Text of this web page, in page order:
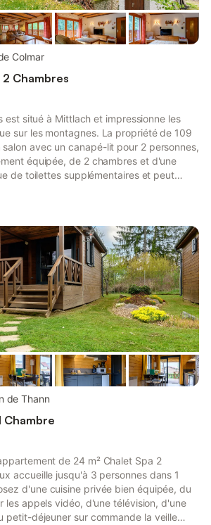
Colmar
2 Chambres
est situé à Mittlach et impressionne les
sur les montagnes. La propriété de 109
salon avec un canapé-lit pour 2 personnes,
équipée, de 2 chambres et d'une
de toilettes supplémentaires et peut
haut débit (adapté aux appels vidéo)
Malheureusement, cet hébergement ne
Cette location de v...
de Thann
Chambre
de 24 m² Chalet Spa 2
accueille jusqu'à 3 personnes dans 1
d'une cuisine privée bien équipée, du
les appels vidéo, d'une télévision, d'une
petit-déjeuner sur commande la veille